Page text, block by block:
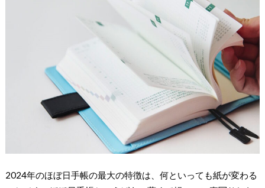
2024年のほぼ日手帳の最大の特徴は、何といっても紙が変わる